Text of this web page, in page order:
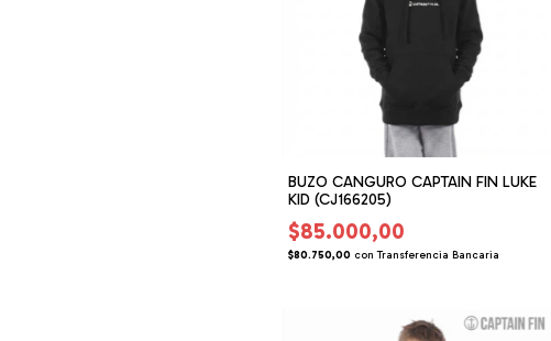
BUZO CANGURO CAPTAIN FIN LUKE
KID (CJ166205)
$85.000,00
$80.750,00 con Transferencia Bancaria